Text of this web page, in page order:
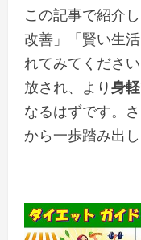
この記事で紹介
改善」「賢い生
れてみてくださ
放され、より身
なるはずです。さ
から一歩踏み出